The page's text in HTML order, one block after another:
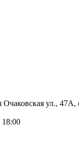
ул., 47А,